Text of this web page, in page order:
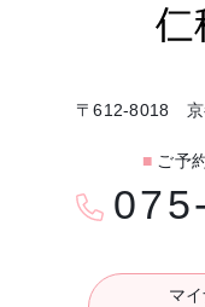
〒612-8018 京
■ ご予
マ